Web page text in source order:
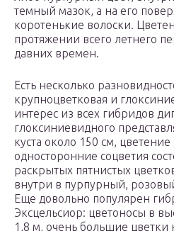
темный мазок, а на его
коротенькие волоски.
протяжении всего летнего
давних времен.
Есть несколько
крупноцветковая и
интерес из всех гибридов
глоксиниевидного
куста около 150 см,
односторонние соцветия
раскрытых пятнистых
внутри в пурпурный,
Еще довольно популярен
Эксцельсиор: цветоносы в
1,8 м, очень большие цветки